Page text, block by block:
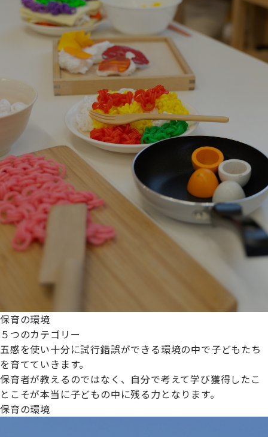
保育の環境
５つのカテゴリー
五感を使い十分に試行錯誤ができる環境の中で子どもたち
を育てていきます。
保育者が教えるのではなく、自分で考えて学び獲得したこ
とこそが本当に子どもの中に残る力となります。
保育の環境